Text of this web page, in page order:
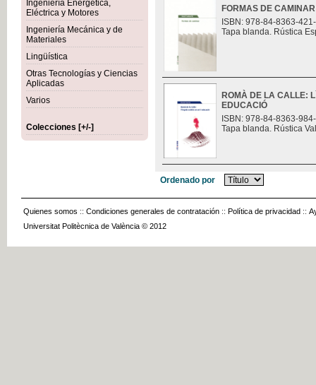
Ingeniería Energética,
Eléctrica y Motores
Ingeniería Mecánica y de
Materiales
Lingüística
Otras Tecnologías y Ciencias
Aplicadas
Varios
Colecciones [+/-]
FORMAS DE CAMINAR
ISBN: 978-84-8363-
Tapa blanda. Rústica
ROMÀ DE LA CALLE:
EDUCACIÓ
ISBN: 978-84-8363-
Tapa blanda. Rústica
Ordenado por
Quienes somos :: Condiciones generales de contratación :: Política de privacidad ::
Universitat Politècnica de València © 2012